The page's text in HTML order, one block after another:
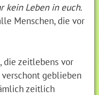
kein Leben in euch.
Menschen, die vor
die zeitlebens vor
geblieben
zeitlich